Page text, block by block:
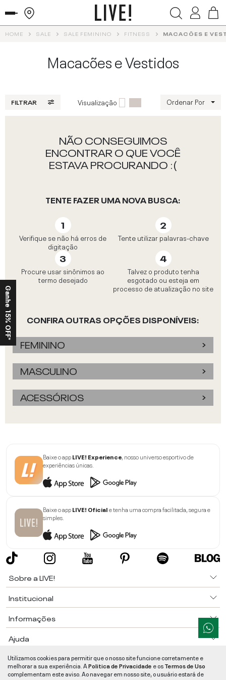
HOME SALE SALE FEMININO FITNESS MACACÕES E
Macacões e Vestidos
FILTRAR Visualização Ordenar Por
NÃO CONSEGUIMOS
ENCONTRAR O QUE VOCÊ
ESTAVA PROCURANDO :(
TENTE FAZER UMA NOVA BUSCA:
Verifique se não há erros de
digitação
Tente utilizar palavras-chave
Procure usar sinônimos ao
termo desejado
Talvez o produto tenha
esgotado ou esteja em
processo de atualização no site
CONFIRA OUTRAS OPÇÕES DISPONÍVEIS:
FEMININO
MASCULINO
ACESSÓRIOS
Baixe o appLIVE! Experience, nosso universo esportivo de
experiências únicas.
Baixe o appLIVE! Oficiale tenha uma compra facilitada, segura e
simples.
Sobre a LIVE!
Institucional
Informações
Ajuda
Segurança e Qualidade
LIVE!©2026- TODOS OS DIREITOS RESERVADOS -RUA MANOEL FRANCISCO
Utilizamos cookies para permitir que o nosso site funcione corretamente e
melhorar a sua experiência. APolitica de Privacidade e osTermos de Uso
complementam este aviso. Ao navegar em nosso site, o usuário estará de
Ganhe 15% OFF*